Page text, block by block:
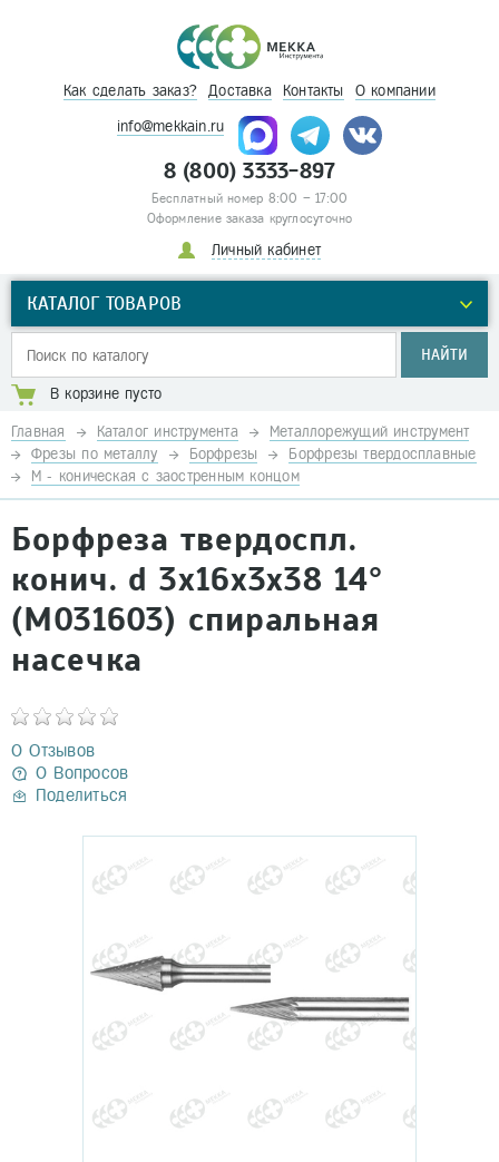
Как сделать заказ? Доставка Контакты О компании
info@mekkain.ru
8 (800) 3333-897
Бесплатный номер 8:00 – 17:00
Оформление заказа круглосуточно
Личный кабинет
КАТАЛОГ ТОВАРОВ
НАЙТИ
В корзине пусто
Главная Каталог инструмента
Металлорежущий инструмент
Фрезы по металлу
Борфрезы
Борфрезы твердосплавные
М - коническая с заостренным концом
Борфреза твердоспл.
конич. d 3х16х3х38 14°
(M031603) спиральная
насечка
0 Отзывов
0 Вопросов
Поделиться